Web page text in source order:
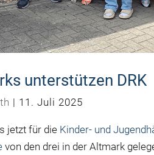
unterstützen DRK
| 11. Juli 2025
jetzt für die Kinder- und
von den drei in der Altmark